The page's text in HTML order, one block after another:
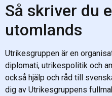
Så skriver du
utomlands
Utrikesgruppen är en
diplomati, utrikespolitik och
också hjälp och råd till
dig av Utrikesgruppens